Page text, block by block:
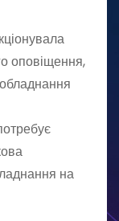
оповіщення,
на